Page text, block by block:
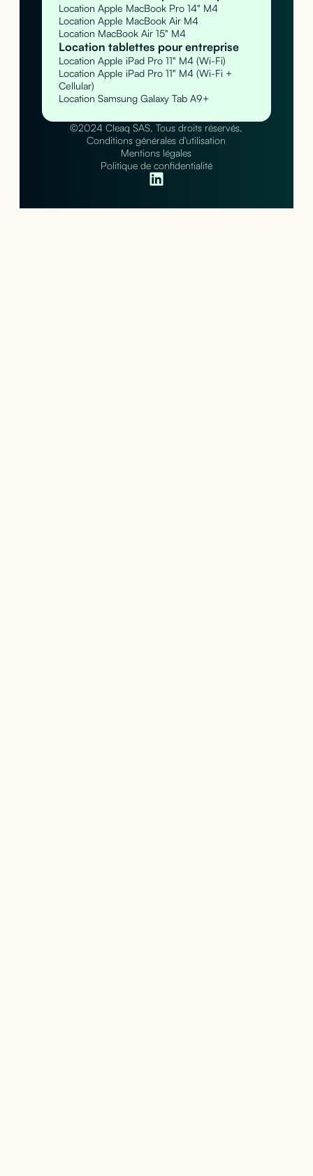
Location Apple MacBook Pro 14" M4
Location Apple MacBook Air M4
Location MacBook Air 15" M4
Location tablettes pour entreprise
Location Apple iPad Pro 11" M4 (Wi-Fi)
Location Apple iPad Pro 11" M4 (Wi-Fi +
Cellular)
Location Samsung Galaxy Tab A9+
©2024 Cleaq SAS. Tous droits réservés.
Conditions générales d'utilisation
Mentions légales
Politique de confidentialité